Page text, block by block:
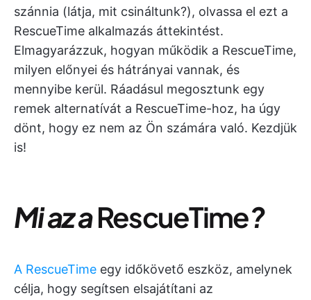
szánnia (látja, mit csináltunk?), olvassa el ezt a
RescueTime alkalmazás áttekintést.
Elmagyarázzuk, hogyan működik a RescueTime,
milyen előnyei és hátrányai vannak, és
mennyibe kerül. Ráadásul megosztunk egy
remek alternatívát a RescueTime-hoz, ha úgy
dönt, hogy ez nem az Ön számára való. Kezdjük
is!
Mi az aRescueTime?
A RescueTime egy időkövető eszköz, amelynek
célja, hogy segítsen elsajátítani az